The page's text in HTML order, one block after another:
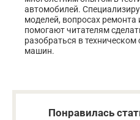
автомобилей.
моделей, вопросах ремонта
помогают читателям
разобраться в
машин.
Понравилась